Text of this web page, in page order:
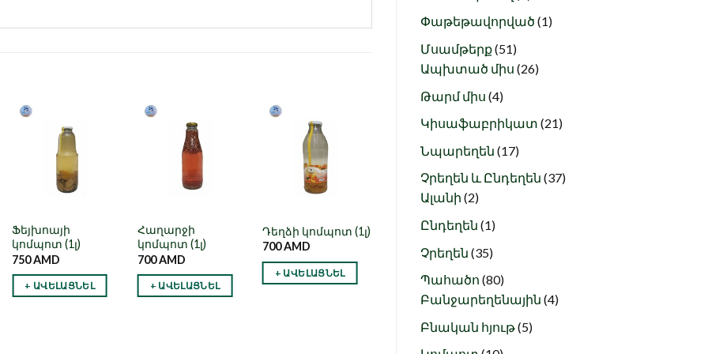
products
Փաթեթավորված 11
Մսամթերք 5151
products
Ապխտած միս 2626
Թարմ միս 44
products
Կիսաֆաբրիկատ 2121
Նպարեղեն 1717
products
Չրեղեն և Ընդեղեն 3737
Ալանի 22
Ընդեղեն 11
Չրեղեն 3535
Պահածո 8080
products
Բանջարեղենային 44
Բնական հյութ 55
Նշել որպես
նախընտրած
Ֆեյխոայի
կոմպոտ (1լ)
750AMD
+ ԱՎԵԼԱՑՆԵԼ
Նշել որպես
նախընտրած
Հաղարջի
կոմպոտ (1լ)
700AMD
+ ԱՎԵԼԱՑՆԵԼ
Նշել որպես
նախընտրած
Դեղձի կոմպոտ (1լ)
700AMD
+ ԱՎԵԼԱՑՆԵԼ
Նշել որպես
նախընտրած
Սերկևիլի կոմպոտ
AMD
+ ԱՎԵԼԱՑՆԵԼ